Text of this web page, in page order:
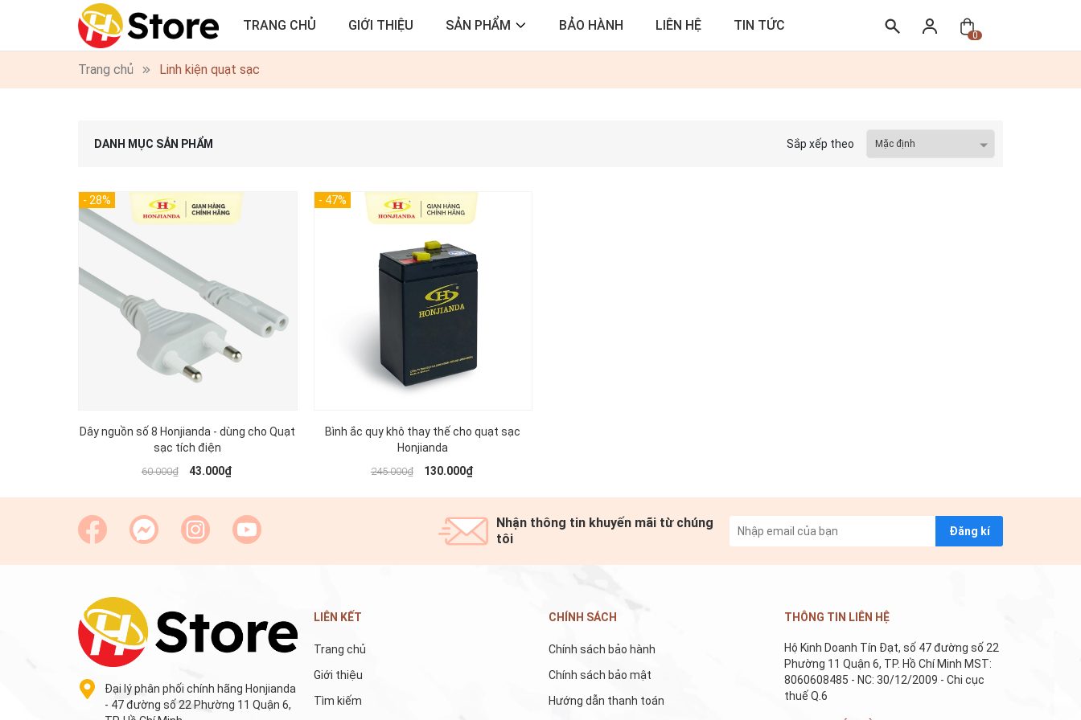
TRANG CHỦ GIỚI THIỆU SẢN PHẨM BẢO HÀNH LIÊN HỆ TIN TỨC
0
Trang chủ Linh kiện quạt sạc
DANH MỤC SẢN PHẨM Sắp xếp theo
Dây nguồn số 8 Honjianda - dùng cho Quạt
sạc tích điện
60.000₫ 43.000₫
Bình ắc quy khô thay thế cho quạt sạc
Honjianda
245.000₫ 130.000₫
Nhận thông tin khuyến mãi từ chúng
tôi
Đăng kí
Đại lý phân phối chính hãng Honjianda
- 47 đường số 22 Phường 11 Quận 6,
LIÊN KẾT
Trang chủ
Giới thiệu
Tìm kiếm
CHÍNH SÁCH
Chính sách bảo hành
Chính sách bảo mật
Hướng dẫn thanh toán
THÔNG TIN LIÊN HỆ
Hộ Kinh Doanh Tín Đạt, số 47 đường số 22
Phường 11 Quận 6, TP. Hồ Chí Minh MST:
8060608485 - NC: 30/12/2009 - Chi cục
thuế Q.6